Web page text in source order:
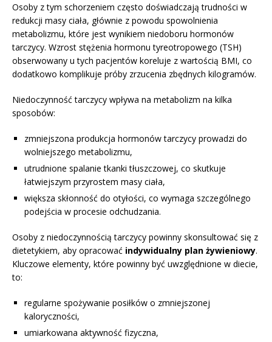
Osoby z tym schorzeniem często doświadczają trudności w
redukcji masy ciała, głównie z powodu spowolnienia
metabolizmu, które jest wynikiem niedoboru hormonów
tarczycy. Wzrost stężenia hormonu tyreotropowego (TSH)
obserwowany u tych pacjentów koreluje z wartością BMI, co
dodatkowo komplikuje próby zrzucenia zbędnych kilogramów.
Niedoczynność tarczycy wpływa na metabolizm na kilka
sposobów:
zmniejszona produkcja hormonów tarczycy prowadzi do
wolniejszego metabolizmu,
utrudnione spalanie tkanki tłuszczowej, co skutkuje
łatwiejszym przyrostem masy ciała,
większa skłonność do otyłości, co wymaga szczególnego
podejścia w procesie odchudzania.
Osoby z niedoczynnością tarczycy powinny skonsultować się z
dietetykiem, aby opracować indywidualny plan żywieniowy.
Kluczowe elementy, które powinny być uwzględnione w diecie,
to:
regularne spożywanie posiłków o zmniejszonej
kaloryczności,
umiarkowana aktywność fizyczna,